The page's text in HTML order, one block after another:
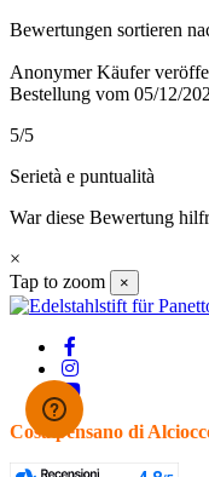
Bewertungen sortieren
Anonymer Käufer
Bestellung vom 05/12/
5/5
Serietà e puntualità
War diese Bewertung
×
Tap to zoom
×
Cosa pensano di